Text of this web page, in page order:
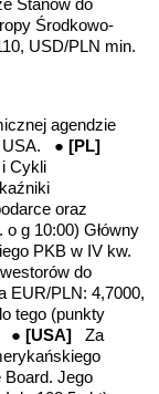
Stanów do
Środkowo-
USD/PLN min.
agendzie
USA. ● [PL]
Cykli
oraz
g 10:00) Główny
PKB w IV kw.
do
EUR/PLN: 4,7000,
tego (punkty
● [USA] Za
Board. Jego